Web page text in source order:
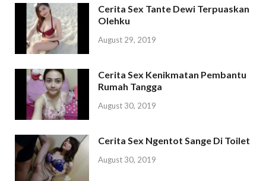
Cerita Sex Tante Dewi Terpuaskan
Olehku
August 29, 2019
Cerita Sex Kenikmatan Pembantu
Rumah Tangga
August 30, 2019
Cerita Sex Ngentot Sange Di Toilet
August 30, 2019